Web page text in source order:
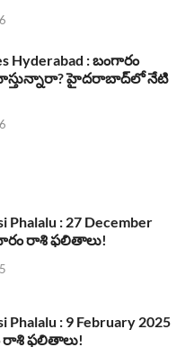
Hyderabad : బంగారం
హైదరాబాద్‌లో నేటి
Phalalu : 27 December
రాశి ఫలితాలు!
Phalalu : 9 February 2025
ఫలితాలు!